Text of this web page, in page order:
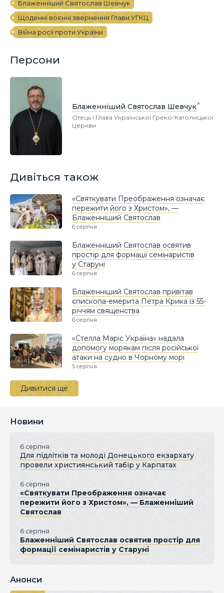
Блаженніший Святослав Шевчук
Щоденні воєнні звернення Глави УГКЦ
Війна росії проти України
Персони
Блаженніший Святослав Шевчук
Отець і Глава Української Греко-Католицької
Церкви
Дивіться також
«Святкувати Преображення означає
пережити його з Христом», —
Блаженніший Святослав
6 серпня
Блаженніший Святослав освятив
простір для формації семінаристів
у Старуні
6 серпня
Блаженніший Святослав привітав
єпископа-емерита Петра Крика із 55-
річчям священства
6 серпня
«Стелла Маріс Україна» надала
допомогу морякам після російської
атаки на судно в Чорному морі
5 серпня
Дивитися ще
Новини
6 серпня
Для підлітків та молоді Донецького екзархату
провели християнський табір у Карпатах
6 серпня
«Святкувати Преображення означає
пережити його з Христом», — Блаженніший
Святослав
6 серпня
Блаженніший Святослав освятив простір для
формації семінаристів у Старуні
Анонси